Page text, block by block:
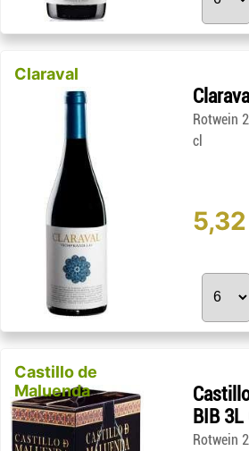
Claraval
Rotwein
cl
Castillo de
Maluenda
BIB 3L
Rotwein